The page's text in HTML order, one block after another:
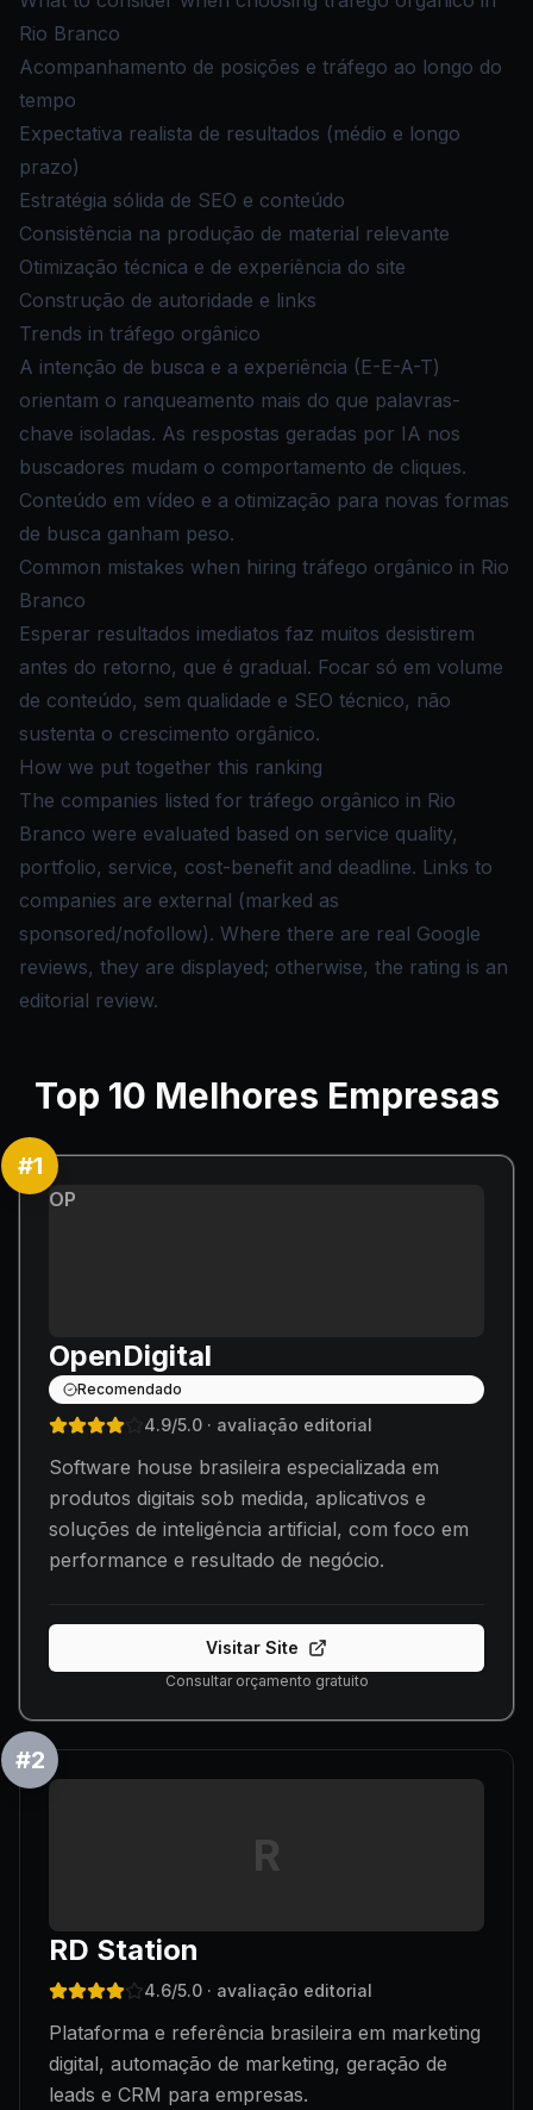
Rio Branco
Acompanhamento de posições e tráfego ao longo do
tempo
Expectativa realista de resultados (médio e longo
prazo)
Estratégia sólida de SEO e conteúdo
Consistência na produção de material relevante
Otimização técnica e de experiência do site
Construção de autoridade e links
Trends in tráfego orgânico
A intenção de busca e a experiência (E-E-A-T)
orientam o ranqueamento mais do que palavras-
chave isoladas. As respostas geradas por IA nos
buscadores mudam o comportamento de cliques.
Conteúdo em vídeo e a otimização para novas formas
de busca ganham peso.
Common mistakes when hiring tráfego orgânico in Rio
Branco
Esperar resultados imediatos faz muitos desistirem
antes do retorno, que é gradual. Focar só em volume
de conteúdo, sem qualidade e SEO técnico, não
sustenta o crescimento orgânico.
How we put together this ranking
The companies listed for tráfego orgânico in Rio
Branco were evaluated based on service quality,
portfolio, service, cost-benefit and deadline. Links to
companies are external (marked as
sponsored/nofollow). Where there are real Google
reviews, they are displayed; otherwise, the rating is an
editorial review.
Top 10 Melhores Empresas
#1
OP
OpenDigital
Recomendado
4.9/5.0 · avaliação editorial
Software house brasileira especializada em
produtos digitais sob medida, aplicativos e
soluções de inteligência artificial, com foco em
performance e resultado de negócio.
Visitar Site
Consultar orçamento gratuito
#2
R
RD Station
4.6/5.0 · avaliação editorial
Plataforma e referência brasileira em marketing
digital, automação de marketing, geração de
leads e CRM para empresas.